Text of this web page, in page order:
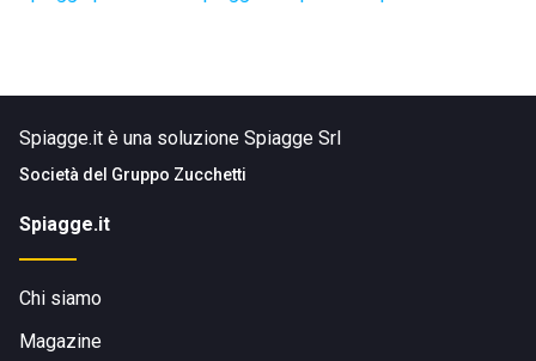
Spiagge.it è una soluzione Spiagge Srl
Società del Gruppo Zucchetti
Spiagge.it
Chi siamo
Magazine